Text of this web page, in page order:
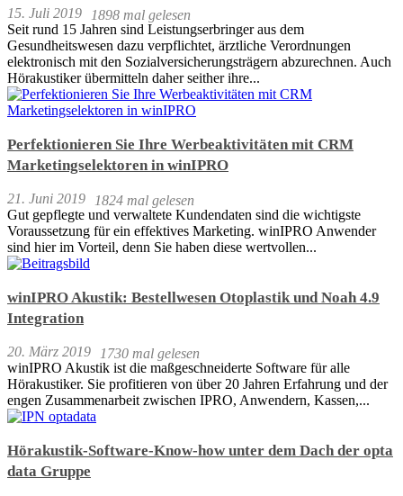
15. Juli 2019
1898 mal gelesen
Seit rund 15 Jahren sind Leistungserbringer aus dem
Gesundheitswesen dazu verpflichtet, ärztliche Verordnungen
elektronisch mit den Sozialversicherungsträgern abzurechnen. Auch
Hörakustiker übermitteln daher seither ihre...
Perfektionieren Sie Ihre Werbeaktivitäten mit CRM
Marketingselektoren in winIPRO
21. Juni 2019
1824 mal gelesen
Gut gepflegte und verwaltete Kundendaten sind die wichtigste
Voraussetzung für ein effektives Marketing. winIPRO Anwender
sind hier im Vorteil, denn Sie haben diese wertvollen...
winIPRO Akustik: Bestellwesen Otoplastik und Noah 4.9
Integration
20. März 2019
1730 mal gelesen
winIPRO Akustik ist die maßgeschneiderte Software für alle
Hörakustiker. Sie profitieren von über 20 Jahren Erfahrung und der
engen Zusammenarbeit zwischen IPRO, Anwendern, Kassen,...
Hörakustik-Software-Know-how unter dem Dach der opta
data Gruppe